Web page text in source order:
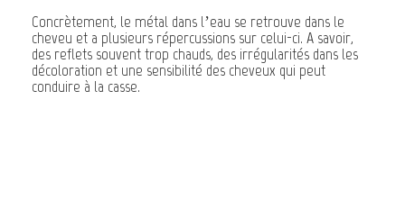
Concrètement, le métal dans l’eau se retrouve dans le
cheveu et a plusieurs répercussions sur celui-ci. A savoir,
des reflets souvent trop chauds, des irrégularités dans les
décoloration et une sensibilité des cheveux qui peut
conduire à la casse.